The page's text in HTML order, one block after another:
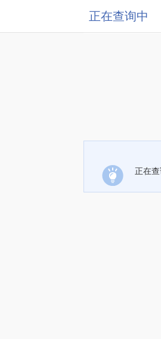
正在查询中
正在